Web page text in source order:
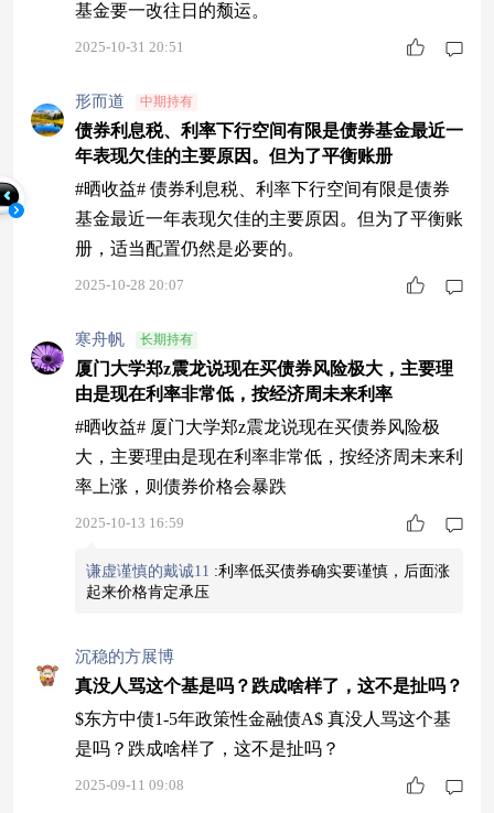
基金要一改往日的颓运。
2025-10-31 20:51
形而道 中期持有
债券利息税、利率下行空间有限是债券基金最近一
年表现欠佳的主要原因。但为了平衡账册
#晒收益# 债券利息税、利率下行空间有限是债券
基金最近一年表现欠佳的主要原因。但为了平衡账
册，适当配置仍然是必要的。
2025-10-28 20:07
寒舟帆 长期持有
厦门大学郑z震龙说现在买债券风险极大，主要理
由是现在利率非常低，按经济周未来利率
#晒收益# 厦门大学郑z震龙说现在买债券风险极
大，主要理由是现在利率非常低，按经济周未来利
率上涨，则债券价格会暴跌
2025-10-13 16:59
谦虚谨慎的戴诚11 :利率低买债券确实要谨慎，后面涨
起来价格肯定承压
沉稳的方展博
真没人骂这个基是吗？跌成啥样了，这不是扯吗？
$东方中债1-5年政策性金融债A$ 真没人骂这个基
是吗？跌成啥样了，这不是扯吗？
2025-09-11 09:08